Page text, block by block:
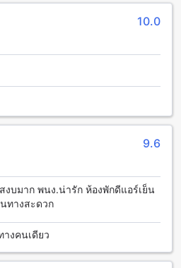
ย โรงแรมมีบริการทัวร์ที่คุณสามารถ
ม ซึ่งจะช่วยให้คุณสามารถสำรวจ
ที่ยวต่างๆ ในเชียงใหม่ได้อย่าง
จองตั๋วสำหรับการท่องเที่ยวต่างๆ
ถสำรวจและเพลิดเพลินกับสถานที่
ะดวกสบาย นอกจากนั้นยังมีที่จอดรถ
องคุณ และที่ดีที่สุดคือ การจองที่พักที่
ารที่จอดรถฟรีอีกด้วย
พักที่โรงแรมเลอ พลาโต
รห้องพักที่มีสิ่งอำนวยความสะดวก
ระสบการณ์ที่ดีที่สุดในการพักผ่อน
ห้องพักมีเครื่องปรับอากาศเพื่อให้
รถเพลิดเพลินกับการอาบน้ำแบบ
กเพื่อให้คุณสามารถชมรายการทีวีที่
10.0
9.6
งบมาก พนง.น่ารัก ห้องพักดีแอร์เย็น
ทางสะดวก
างคนเดียว